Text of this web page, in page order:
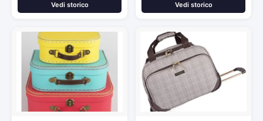
Vedi storico Vedi storico